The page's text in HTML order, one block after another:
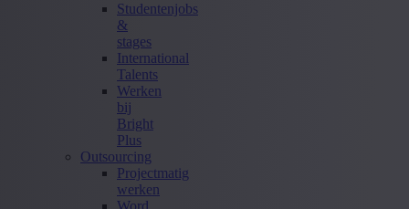
Studentenjobs
&
stages
International
Talents
Werken
bij
Bright
Plus
Outsourcing
Projectmatig
werken
Word